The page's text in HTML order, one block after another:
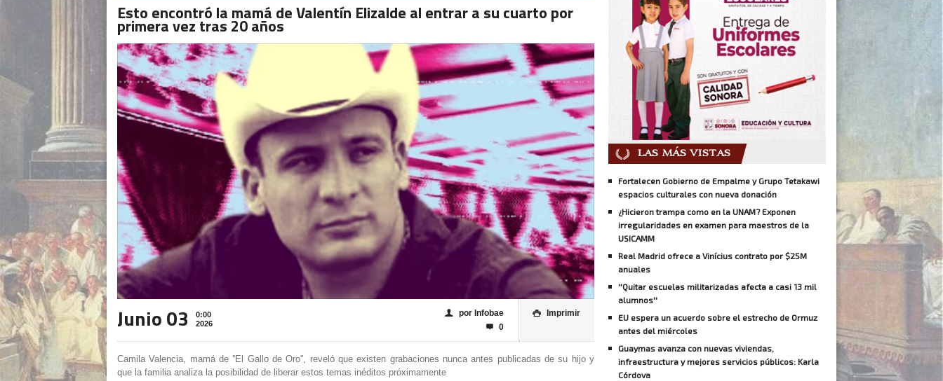
Esto encontró la mamá de Valentín Elizalde al entrar a su cuarto por
primera vez tras 20 años
Junio 03
0:00
2026
 Imprimir
👤 por Infobae
 0
Camila Valencia, mamá de ''El Gallo de Oro'', reveló que existen grabaciones nunca antes publicadas de su hijo y
que la familia analiza la posibilidad de liberar estos temas inéditos próximamente
LAS MÁS VISTAS
Fortalecen Gobierno de Empalme y Grupo Tetakawi
espacios culturales con nueva donación
¿Hicieron trampa como en la UNAM? Exponen
irregularidades en examen para maestros de la
USICAMM
Real Madrid ofrece a Vinícius contrato por $25M
anuales
''Quitar escuelas militarizadas afecta a casi 13 mil
alumnos''
EU espera un acuerdo sobre el estrecho de Ormuz
antes del miércoles
Guaymas avanza con nuevas viviendas,
infraestructura y mejores servicios públicos: Karla
Córdova